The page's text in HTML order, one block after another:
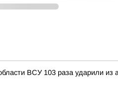
ВСУ 103 раза ударили из